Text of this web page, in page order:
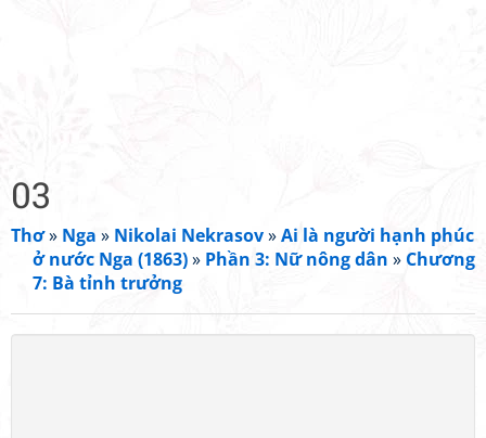
03
Thơ» Nga » Nikolai Nekrasov»Ai là người hạnh phúc
ở nước Nga (1863)» Phần 3: Nữ nông dân » Chương
7: Bà tỉnh trưởng